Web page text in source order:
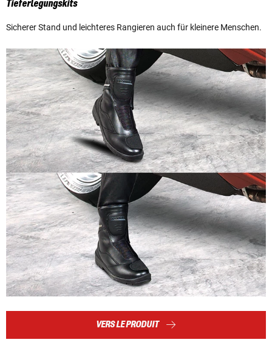
Tieferlegungskits
Sicherer Stand und leichteres Rangieren auch für kleinere Menschen.
VERS LE PRODUIT